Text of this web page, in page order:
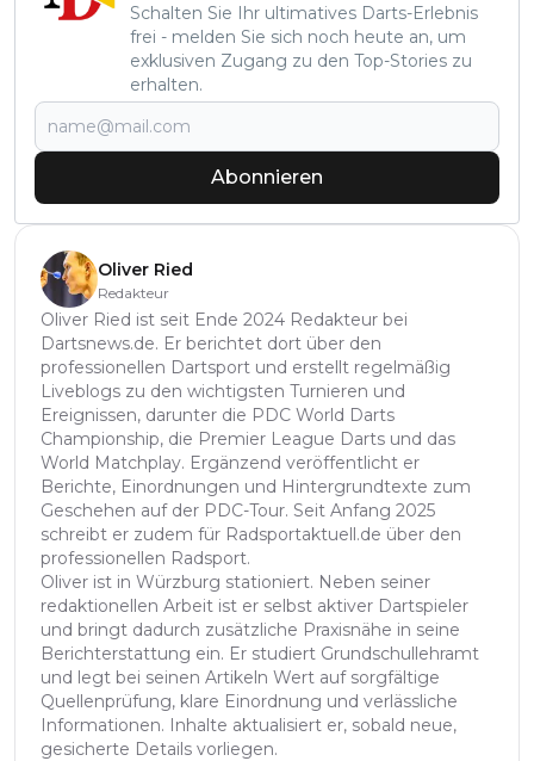
Schalten Sie Ihr ultimatives Darts-Erlebnis
frei - melden Sie sich noch heute an, um
exklusiven Zugang zu den Top-Stories zu
erhalten.
Abonnieren
Oliver Ried
Redakteur
Oliver Ried ist seit Ende 2024 Redakteur bei
Dartsnews.de. Er berichtet dort über den
professionellen Dartsport und erstellt regelmäßig
Liveblogs zu den wichtigsten Turnieren und
Ereignissen, darunter die PDC World Darts
Championship, die Premier League Darts und das
World Matchplay. Ergänzend veröffentlicht er
Berichte, Einordnungen und Hintergrundtexte zum
Geschehen auf der PDC-Tour. Seit Anfang 2025
schreibt er zudem für Radsportaktuell.de über den
professionellen Radsport.
Oliver ist in Würzburg stationiert. Neben seiner
redaktionellen Arbeit ist er selbst aktiver Dartspieler
und bringt dadurch zusätzliche Praxisnähe in seine
Berichterstattung ein. Er studiert Grundschullehramt
und legt bei seinen Artikeln Wert auf sorgfältige
Quellenprüfung, klare Einordnung und verlässliche
Informationen. Inhalte aktualisiert er, sobald neue,
gesicherte Details vorliegen.